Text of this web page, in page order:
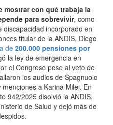
mostrar con qué trabaja la
para sobrevivir, como
discapacidad incorporado en
titular de la ANDIS, Diego
de 200.000 pensiones por
la ley de emergencia en
el Congreso pese al veto de
los audios de Spagnuolo
a Karina Milei. En
942/2025 disolvió la ANDIS,
de Salud y dejó más de